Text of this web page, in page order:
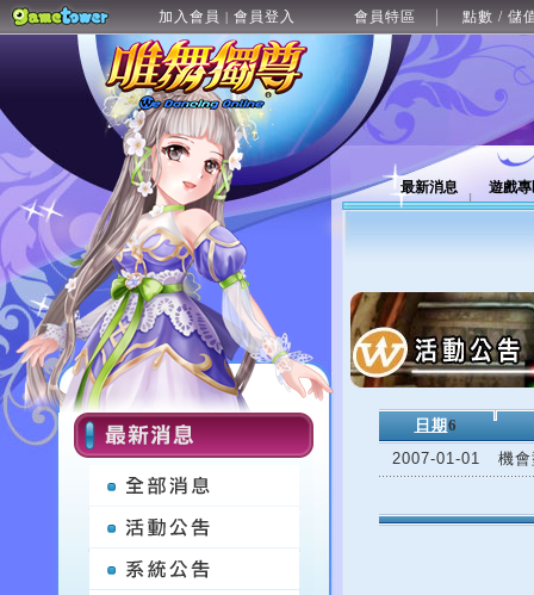
加入會員 | 會員登入 會員特區 點數 / 儲
最新消息 遊戲
日期 6
2007-01-01
機